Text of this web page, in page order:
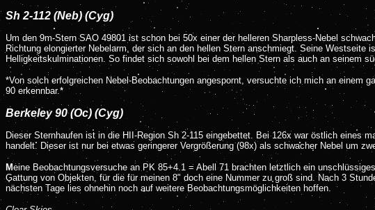
Sh 2-112 (Neb) (Cyg)
Um den 9m-Stern SAO 49801 ist schon bei 50x einer der helleren Sharpless-Nebel
Richtung elongierter Nebelarm, der sich an den hellen Stern anschmiegt. Seine
Helligkeitskulminationen. So findet sich sowohl bei dem hellen Stern als auch an seinem
*Von solch erfolgreichen Nebel-Beobachtungen angespornt, versuchte ich mich an einem
90 erkennbar.*
Berkeley 90 (Oc) (Cyg)
Dieser Sternhaufen ist in die HII-Region Sh 2-115 eingebettet. Bei 126x war östlich eines
handelt. Dieser ist nur bei etwas geringerer Vergrößerung (98x) als schwacher Nebel um
Meine Beobachtungsversuche an PK 85+4.1 = Abell 71 brachten letztlich ein
Gattung von Objekten, für die für meinen 8" doch eine Nummer zu groß sind. Nach 3
nächsten Tage lies ohnehin noch auf weitere Beobachtungsmöglichkeiten hoffen.